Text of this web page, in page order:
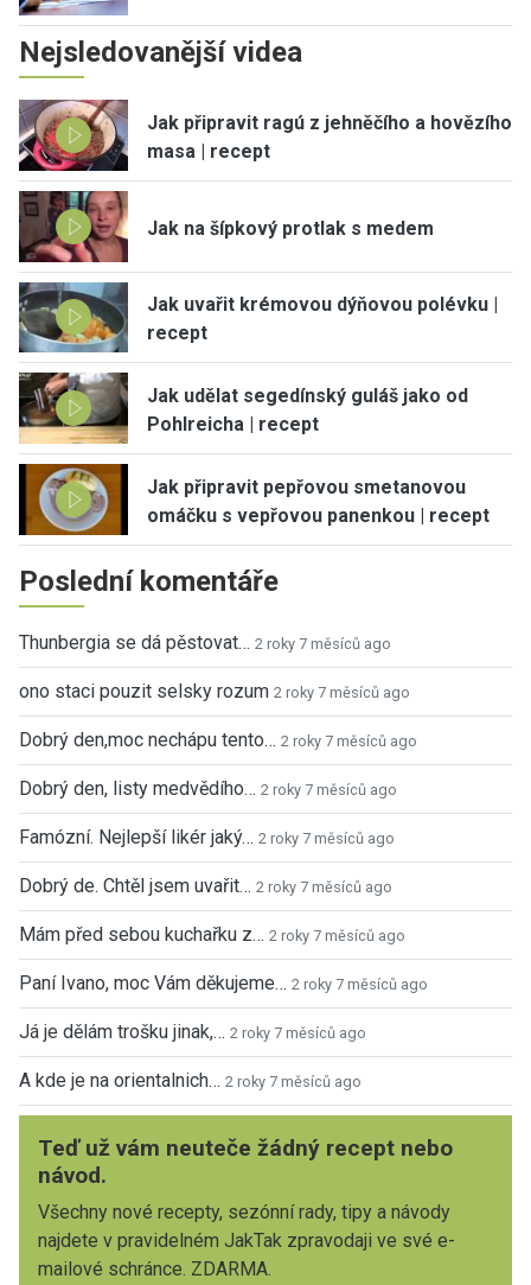
Nejsledovanější videa
Jak připravit ragú z jehněčího a hovězího
masa | recept
Jak na šípkový protlak s medem
Jak uvařit krémovou dýňovou polévku |
recept
Jak udělat segedínský guláš jako od
Pohlreicha | recept
Jak připravit pepřovou smetanovou
omáčku s vepřovou panenkou | recept
Poslední komentáře
Thunbergia se dá pěstovat… 2 roky 7 měsíců ago
ono staci pouzit selsky rozum 2 roky 7 měsíců ago
Dobrý den,moc nechápu tento… 2 roky 7 měsíců ago
Dobrý den, listy medvědího… 2 roky 7 měsíců ago
Famózní. Nejlepší likér jaký… 2 roky 7 měsíců ago
Dobrý de. Chtěl jsem uvařit… 2 roky 7 měsíců ago
Mám před sebou kuchařku z… 2 roky 7 měsíců ago
Paní Ivano, moc Vám děkujeme… 2 roky 7 měsíců ago
Já je dělám trošku jinak,… 2 roky 7 měsíců ago
A kde je na orientalnich… 2 roky 7 měsíců ago
Teď už vám neuteče žádný recept nebo
návod.
Všechny nové recepty, sezónní rady, tipy a návody
najdete v pravidelném JakTak zpravodaji ve své e-
mailové schránce. ZDARMA.